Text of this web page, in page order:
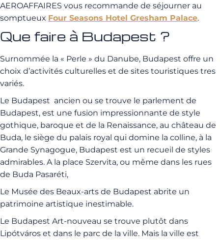
AEROAFFAIRES vous recommande de séjourner au
somptueux Four Seasons Hotel Gresham Palace.
Que faire à Budapest ?
Surnommée la « Perle » du Danube, Budapest offre un
choix d’activités culturelles et de sites touristiques tres
variés.
Le Budapest ancien ou se trouve le parlement de
Budapest, est une fusion impressionnante de style
gothique, baroque et de la Renaissance, au château de
Buda, le siège du palais royal qui domine la colline, à la
Grande Synagogue, Budapest est un recueil de styles
admirables. A la place Szervita, ou même dans les rues
de Buda Pasaréti,
Le Musée des Beaux-arts de Budapest abrite un
patrimoine artistique inestimable.
Le Budapest Art-nouveau se trouve plutôt dans
Lipótváros et dans le parc de la ville. Mais la ville est